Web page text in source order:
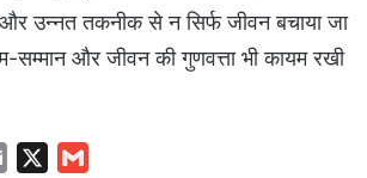
और उन्नत तकनीक से न सिर्फ जीवन बचाया जा
और जीवन की गुणवत्ता भी कायम रखी